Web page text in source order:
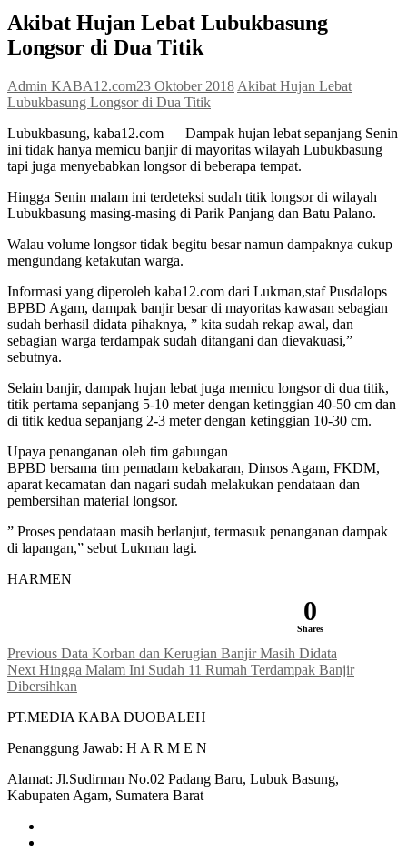
Akibat Hujan Lebat Lubukbasung
Longsor di Dua Titik
Admin KABA12.com23 Oktober 2018 Akibat Hujan Lebat
Lubukbasung Longsor di Dua Titik
Lubukbasung, kaba12.com — Dampak hujan lebat sepanjang Senin
ini tidak hanya memicu banjir di mayoritas wilayah Lubukbasung
tapi juga menyebabkan longsor di beberapa tempat.
Hingga Senin malam ini terdeteksi sudah titik longsor di wilayah
Lubukbasung masing-masing di Parik Panjang dan Batu Palano.
Walau volume longsor tidak begitu besar namun dampaknya cukup
mengundang ketakutan warga.
Informasi yang diperoleh kaba12.com dari Lukman,staf Pusdalops
BPBD Agam, dampak banjir besar di mayoritas kawasan sebagian
sudah berhasil didata pihaknya, ” kita sudah rekap awal, dan
sebagian warga terdampak sudah ditangani dan dievakuasi,”
sebutnya.
Selain banjir, dampak hujan lebat juga memicu longsor di dua titik,
titik pertama sepanjang 5-10 meter dengan ketinggian 40-50 cm dan
di titik kedua sepanjang 2-3 meter dengan ketinggian 10-30 cm.
Upaya penanganan oleh tim gabungan
BPBD bersama tim pemadam kebakaran, Dinsos Agam, FKDM,
aparat kecamatan dan nagari sudah melakukan pendataan dan
pembersihan material longsor.
” Proses pendataan masih berlanjut, termasuk penanganan dampak
di lapangan,” sebut Lukman lagi.
HARMEN
0
Shares
Navigasi
pos
Previous Previous
post:
Data Korban dan Kerugian Banjir Masih Didata
Next Next
post:
Hingga Malam Ini Sudah 11 Rumah Terdampak Banjir
Dibersihkan
PT.MEDIA KABA DUOBALEH
Penanggung Jawab: H A R M E N
Alamat: Jl.Sudirman No.02 Padang Baru, Lubuk Basung,
Kabupaten Agam, Sumatera Barat